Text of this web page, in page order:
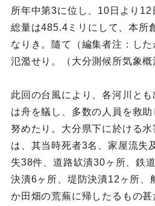
所年中第3に位し、10日より
総量は485.4ミリにして、本所
なりき。隨て（編集者注：し
氾濫せり。（大分測候所気象概
此回の台風により、各河川と
は舟を艤し、多数の人員を救
努めたり。大分県下に於ける
は、其当時死者3名、家屋流失
失38件、道路缼潰30ヶ所、鉄
決潰6ヶ所、堤防決潰12ヶ所、
か田畑の荒蕪に帰したるもの甚